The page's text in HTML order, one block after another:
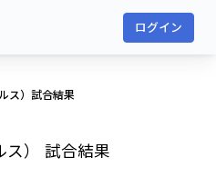
ログイン
ス）試合結果
ス） 試合結果